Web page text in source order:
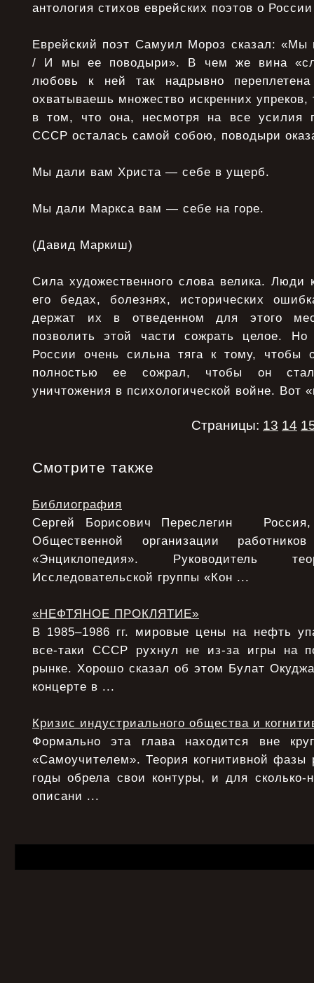
антология стихов еврейских поэтов о
Еврейский поэт Самуил Мороз сказал: «Мы
/ И мы ее поводыри». В чем же вина
любовь к ней так надрывно
охватываешь множество искренних
в том, что она, несмотря на все усилия
СССР осталась самой собою, поводыри
Мы дали вам Христа — себе в ущерб.
Мы дали Маркса вам — себе на горе.
(Давид Маркиш)
Сила художественного слова велика. Люди
его бедах, болезнях, исторических
держат их в отведенном для этого
позволить этой части сожрать целое.
России очень сильна тяга к тому, чтобы
полностью ее сожрал, чтобы он
уничтожения в психологической войне. Вот
Страницы: 13 14
Смотрите также
Библиография
Сергей Борисович Переслегин Россия,
Общественной организации
«Энциклопедия». Руководитель
Исследовательской группы «Кон ...
«НЕФТЯНОЕ ПРОКЛЯТИЕ»
В 1985–1986 гг. мировые цены на нефть
все-таки СССР рухнул не из-за игры на
рынке. Хорошо сказал об этом Булат
концерте в ...
Кризис индустриального общества и
Формально эта глава находится вне
«Самоучителем». Теория когнитивной
годы обрела свои контуры, и для сколько-
описани ...